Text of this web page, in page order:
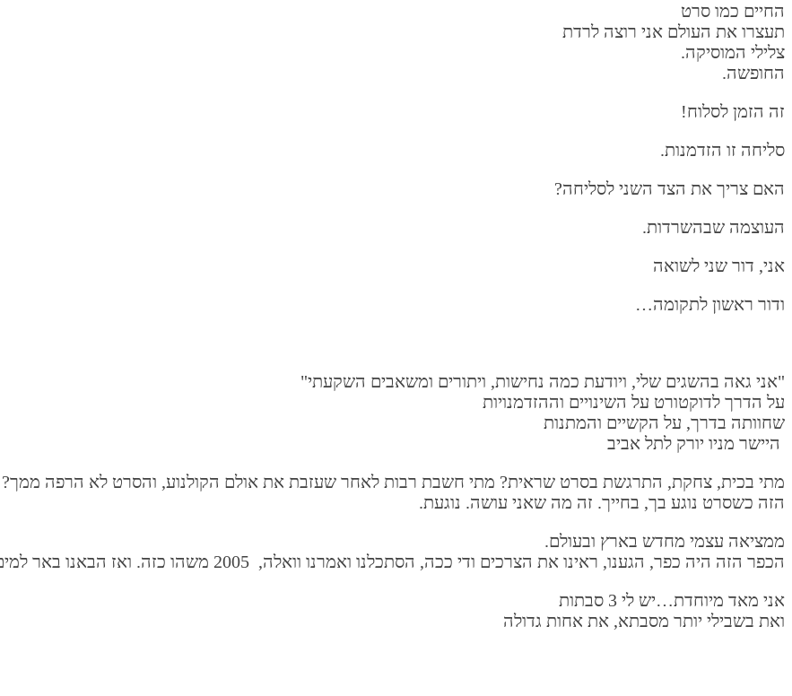
החיים כמו סרט
תעצרו את העולם אני רוצה לרדת
צלילי המוסיקה.
החופשה.
זה הזמן לסלוח!
סליחה זו הזדמנות.
האם צריך את הצד השני לסליחה?
העוצמה שבהשרדות.
אני, דור שני לשואה
ודור ראשון לתקומה…
"אני גאה בהשגים שלי, ויודעת כמה נחישות, ויתורים ומשאבים השקעתי"
על הדרך לדוקטורט על השינויים וההזדמנויות
שחוותה בדרך, על הקשיים והמתנות
היישר מניו יורק לתל אביב
מתי בכית, צחקת, התרגשת בסרט שראית? מתי חשבת רבות לאחר שעזבת את אולם הקולנוע, והסרט לא הרפה ממך?
הזה כשסרט נוגע בך, בחייך. זה מה שאני עושה. נוגעת.
ממציאה עצמי מחדש בארץ ובעולם.
הכפר הזה היה כפר, הגענו, ראינו את הצרכים ודי ככה, הסתכלנו ואמרנו וואלה, 2005 משהו כזה. ואז הבאנו באר למים טהורים,
אני מאד מיוחדת…יש לי 3 סבתות
ואת בשבילי יותר מסבתא, את אחות גדולה